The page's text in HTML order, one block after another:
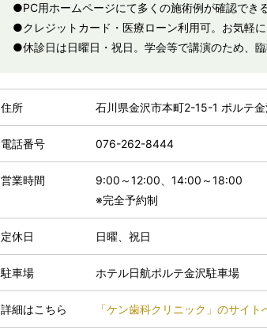
●PC用ホームページにて多くの施術例が確認できる
●クレジットカード・医療ローン利用可。お気軽に
●休診日は日曜日・祝日。学会等で講演のため、臨
住所 石川県金沢市本町2-15-1 ポルテ金
電話番号 076-262-8444
営業時間
9:00～12:00、14:00～18:00
※完全予約制
定休日 日曜、祝日
駐車場 ホテル日航ポルテ金沢駐車場
詳細はこちら 「ケン歯科クリニック」のサイト